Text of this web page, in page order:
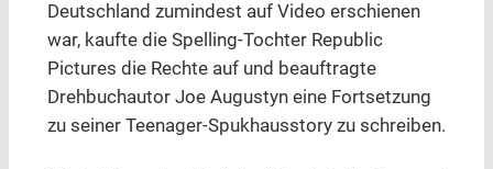
Deutschland zumindest auf Video erschienen
war, kaufte die Spelling-Tochter Republic
Pictures die Rechte auf und beauftragte
Drehbuchautor Joe Augustyn eine Fortsetzung
zu seiner Teenager-Spukhausstory zu schreiben.